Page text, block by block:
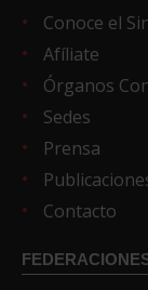
Conoce el
Afíliate
Órganos
Sedes
Prensa
Contacto